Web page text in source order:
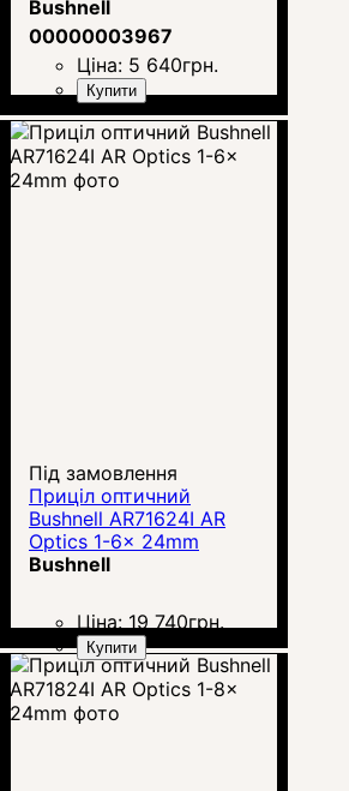
Bushnell
00000003967
Ціна: 5 640грн.
Купити
Під замовлення
Приціл оптичний
Bushnell AR71624I AR
Optics 1-6x 24mm
Bushnell
Ціна: 19 740грн.
Купити